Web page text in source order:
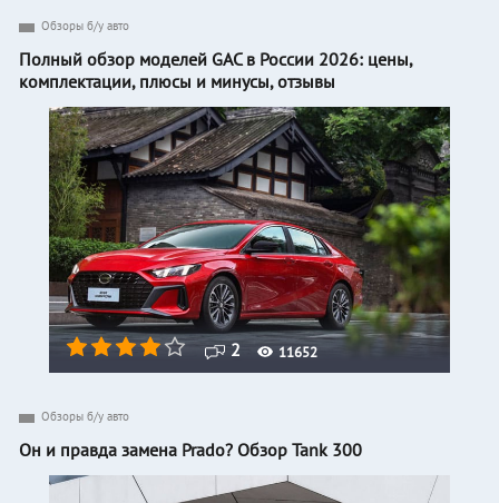
2 11652
Обзоры б/у авто
Полный обзор моделей GAC в России 2026: цены,
комплектации, плюсы и минусы, отзывы
Обзоры б/у авто
Он и правда замена Prado? Обзор Tank 300